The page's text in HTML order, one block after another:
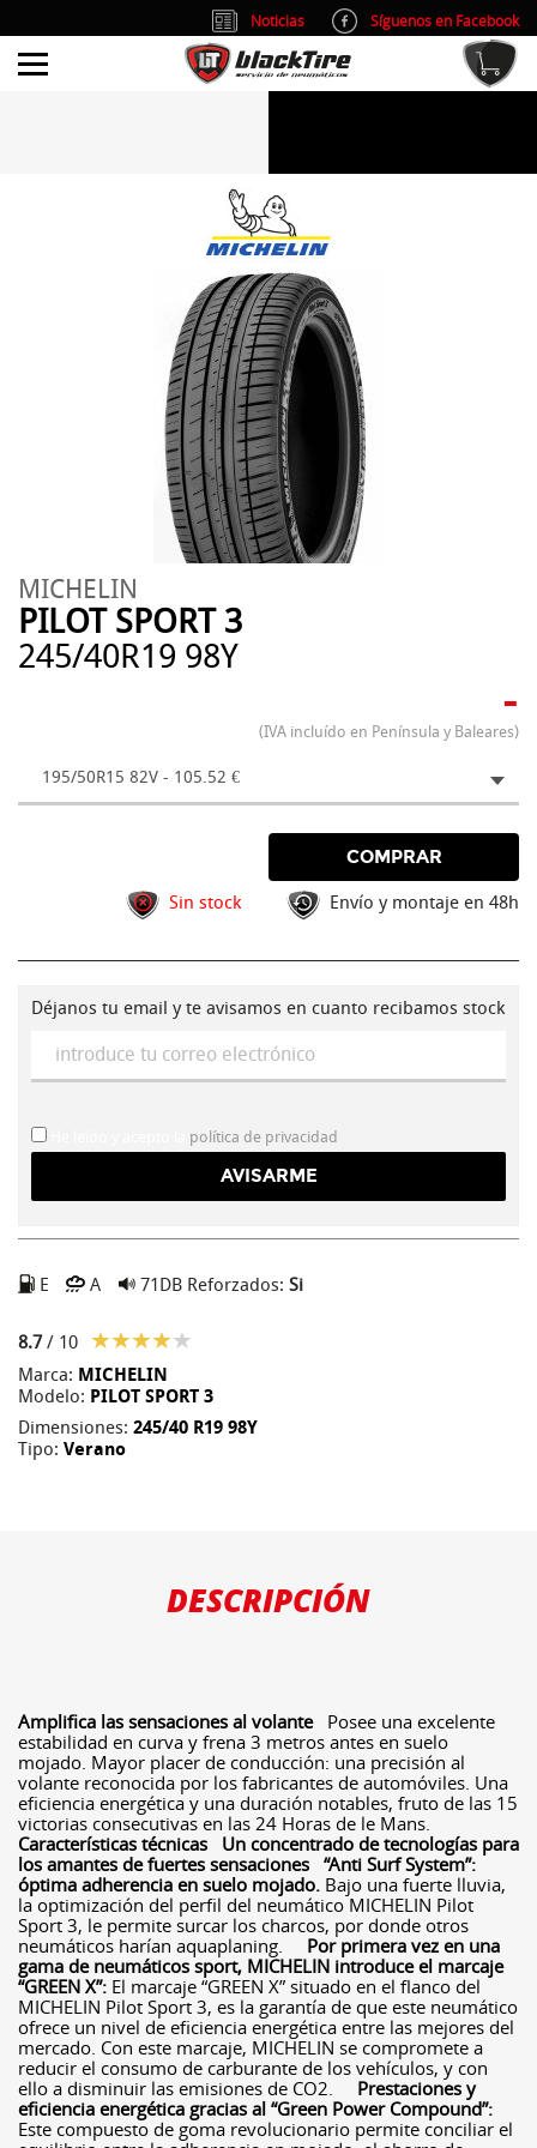
MICHELIN
PILOT SPORT 3
245/40R19 98Y
-
(IVA incluído en Península y Baleares)
195/50R15 82V - 105.52 €
COMPRAR
Sin stock Envío y montaje en 48h
Déjanos tu email y te avisamos en cuanto recibamos stock
política de privacidad
E A 71DB Reforzados: Si
8.7/ 10
Marca: MICHELIN
Modelo: PILOT SPORT 3
Dimensiones: 245/40 R19 98Y
Tipo: Verano
DESCRIPCIÓN
Amplifica las sensaciones al volantePosee una excelente
estabilidad en curva y frena 3 metros antes en suelo
mojado. Mayor placer de conducción: una precisión al
volante reconocida por los fabricantes de automóviles. Una
eficiencia energética y una duración notables, fruto de las 15
victorias consecutivas en las 24 Horas de le Mans.
Características técnicas
Un concentrado de tecnologías para
los amantes de fuertes sensaciones “Anti Surf System”:
óptima adherencia en suelo mojado. Bajo una fuerte lluvia,
la optimización del perfil del neumático MICHELIN Pilot
Sport 3, le permite surcar los charcos, por donde otros
neumáticos harían aquaplaning. Por primera vez en una
gama de neumáticos sport, MICHELIN introduce el marcaje
“GREEN X”: El marcaje “GREEN X” situado en el flanco del
MICHELIN Pilot Sport 3, es la garantía de que este neumático
ofrece un nivel de eficiencia energética entre las mejores del
mercado. Con este marcaje, MICHELIN se compromete a
reducir el consumo de carburante de los vehículos, y con
ello a disminuir las emisiones de CO2. Prestaciones y
eficiencia energética gracias al “Green Power Compound”:
Este compuesto de goma revolucionario permite conciliar el
Noticias
Síguenos en Facebook
info@blacktire.es
Atención al cliente: L/V 9:00-14:00 y 15:00-19:00